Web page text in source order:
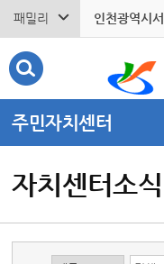
패밀리 인천광역시
주민자치센터
자치센터소식